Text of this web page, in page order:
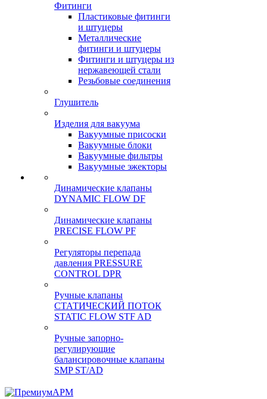
Фитинги
Пластиковые фитинги
и штуцеры
Металлические
фитинги и штуцеры
Фитинги и штуцеры из
нержавеющей стали
Резьбовые соединения
Глушитель
Изделия для вакуума
Вакуумные присоски
Вакуумные блоки
Вакуумные фильтры
Вакуумные эжекторы
Динамические клапаны
DYNAMIC FLOW DF
Динамические клапаны
PRECISE FLOW PF
Регуляторы перепада
давления PRESSURE
CONTROL DPR
Ручные клапаны
СТАТИЧЕСКИЙ ПОТОК
STATIC FLOW STF AD
Ручные запорно-
регулирующие
балансировочные клапаны
SMP ST/AD